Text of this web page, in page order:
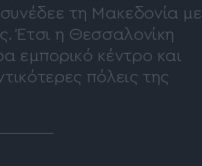
τη Μακεδονία με
Έτσι η Θεσσαλονίκη
εμπορικό κέντρο και
πόλεις της